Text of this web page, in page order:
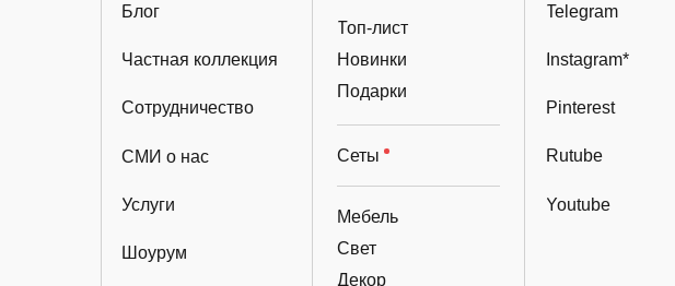
Блог
Частная коллекция
Сотрудничество
Топ-лист
Новинки
Подарки
Сеты
Мебель
Свет
Декор
Instagram*
Telegram
Услуги
СМИ о нас
Шоурум
Pinterest
Rutube
Youtube